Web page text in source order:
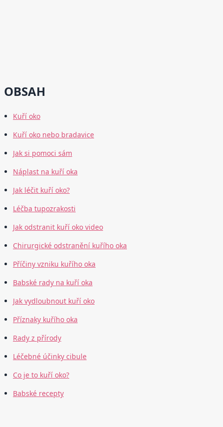
OBSAH
Kuří oko
Kuří oko nebo bradavice
Jak si pomoci sám
Náplast na kuří oka
Jak léčit kuří oko?
Léčba tupozrakosti
Jak odstranit kuří oko video
Chirurgické odstranění kuřího oka
Příčiny vzniku kuřího oka
Babské rady na kuří oka
Jak vydloubnout kuří oko
Příznaky kuřího oka
Rady z přírody
Léčebné účinky cibule
Co je to kuří oko?
Babské recepty